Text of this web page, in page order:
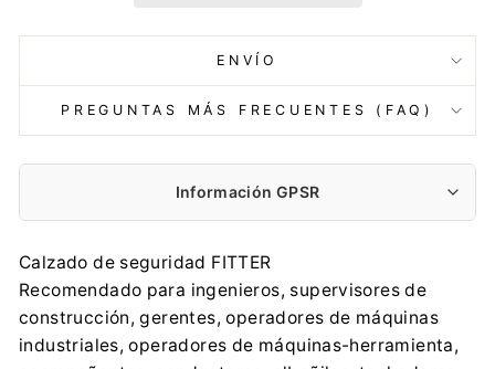
ENVÍO
PREGUNTAS MÁS FRECUENTES (FAQ)
Información GPSR
Fabricante:
AVACORE SP. Z O.O.
Księdza Prałata Edwarda Płonki 8, 42-680 Tarnowskie
Góry
sales@avacore.pl
Calzado de seguridad FITTER
Recomendado para ingenieros, supervisores de
construcción, gerentes, operadores de máquinas
industriales, operadores de máquinas-herramienta,